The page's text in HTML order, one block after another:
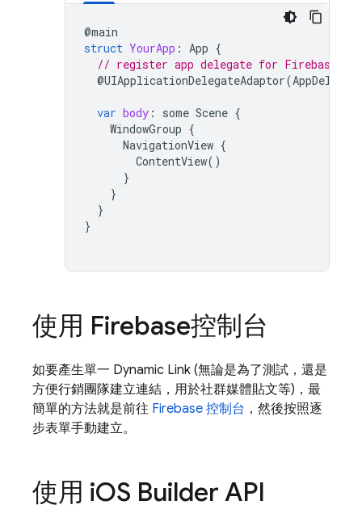
@main
struct YourApp : App {
// register app delegate for Firebase
@UIApplicationDelegateAdaptor(
var body : some Scene {
WindowGroup {
NavigationView {
ContentView()
}
}
}
}
使用 Firebase控制台
如要產生單一 Dynamic Link (無論是為了測試，還是
方便行銷團隊建立連結，用於社群媒體貼文等)，最
簡單的方法就是前往 Firebase 控制台 ，然後按照逐
步表單手動建立。
使用 iOS Builder API